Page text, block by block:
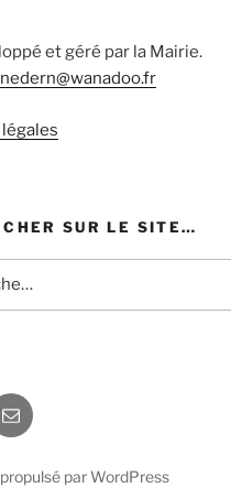
et géré par la Mairie.
SUR LE SITE…
E-
mail
par WordPress